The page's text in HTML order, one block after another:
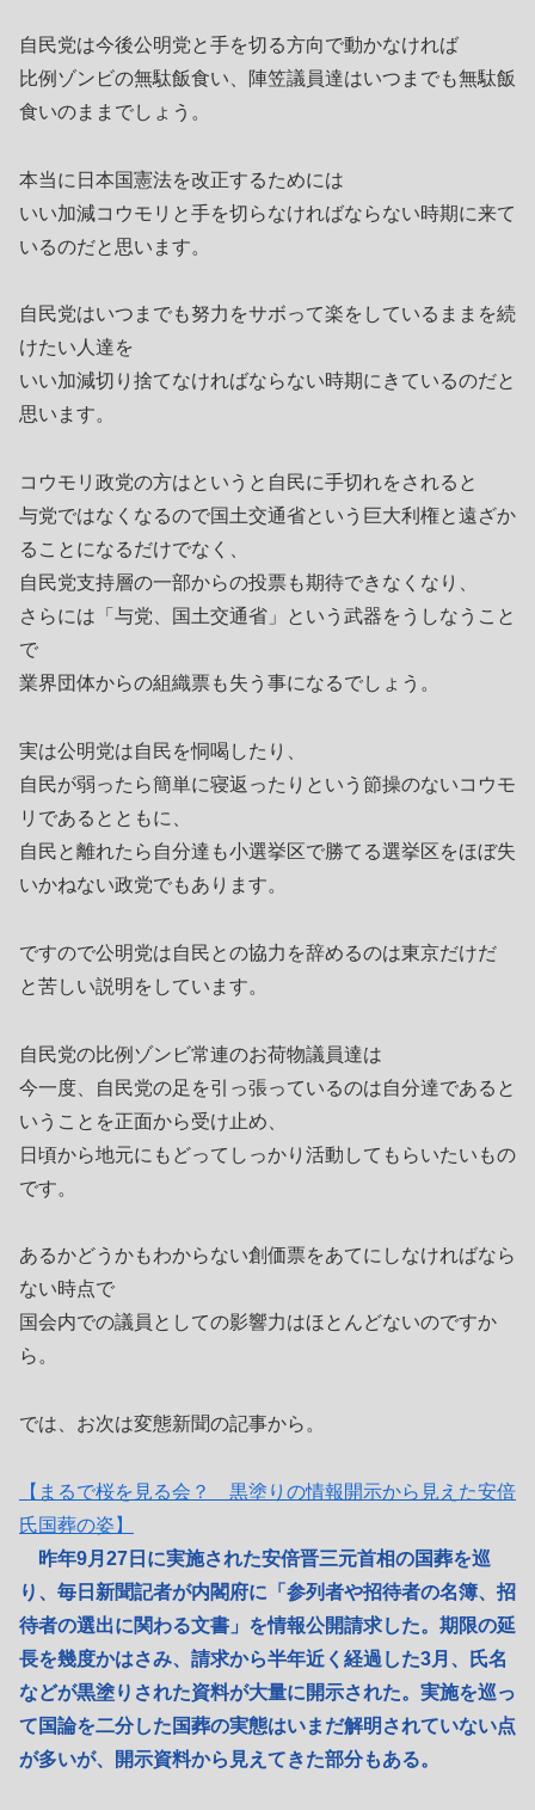
自民党は今後公明党と手を切る方向で動かなければ
比例ゾンビの無駄飯食い、陣笠議員達はいつまでも無駄飯
食いのままでしょう。
本当に日本国憲法を改正するためには
いい加減コウモリと手を切らなければならない時期に来て
いるのだと思います。
自民党はいつまでも努力をサボって楽をしているままを続
けたい人達を
いい加減切り捨てなければならない時期にきているのだと
思います。
コウモリ政党の方はというと自民に手切れをされると
与党ではなくなるので国土交通省という巨大利権と遠ざか
ることになるだけでなく、
自民党支持層の一部からの投票も期待できなくなり、
さらには「与党、国土交通省」という武器をうしなうこと
で
業界団体からの組織票も失う事になるでしょう。
実は公明党は自民を恫喝したり、
自民が弱ったら簡単に寝返ったりという節操のないコウモ
リであるとともに、
自民と離れたら自分達も小選挙区で勝てる選挙区をほぼ失
いかねない政党でもあります。
ですので公明党は自民との協力を辞めるのは東京だけだ
と苦しい説明をしています。
自民党の比例ゾンビ常連のお荷物議員達は
今一度、自民党の足を引っ張っているのは自分達であると
いうことを正面から受け止め、
日頃から地元にもどってしっかり活動してもらいたいもの
です。
あるかどうかもわからない創価票をあてにしなければなら
ない時点で
国会内での議員としての影響力はほとんどないのですか
ら。
では、お次は変態新聞の記事から。
【まるで桜を見る会？ 黒塗りの情報開示から見えた安倍
氏国葬の姿】
昨年9月27日に実施された安倍晋三元首相の国葬を巡
り、毎日新聞記者が内閣府に「参列者や招待者の名簿、招
待者の選出に関わる文書」を情報公開請求した。期限の延
長を幾度かはさみ、請求から半年近く経過した3月、氏名
などが黒塗りされた資料が大量に開示された。実施を巡っ
て国論を二分した国葬の実態はいまだ解明されていない点
が多いが、開示資料から見えてきた部分もある。